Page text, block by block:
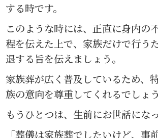
する時です。
このような時には、正直に身内の
程を伝えた上で、家族だけで行う
退する旨を伝えましょう。
家族葬が広く普及しているため、
族の意向を尊重してくれるでしょう
もうひとつは、生前にお世話にな
「葬儀は家族葬でしたいけど、事